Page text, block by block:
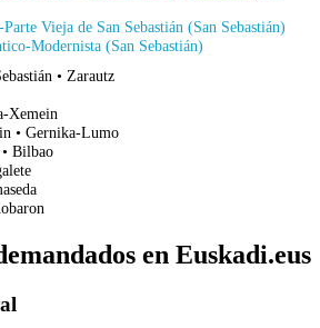
Vieja de San Sebastián (San Sebastián)
Modernista (San Sebastián)
• Zarautz
Xemein
• Gernika-Lumo
Bilbao
en Euskadi.eus